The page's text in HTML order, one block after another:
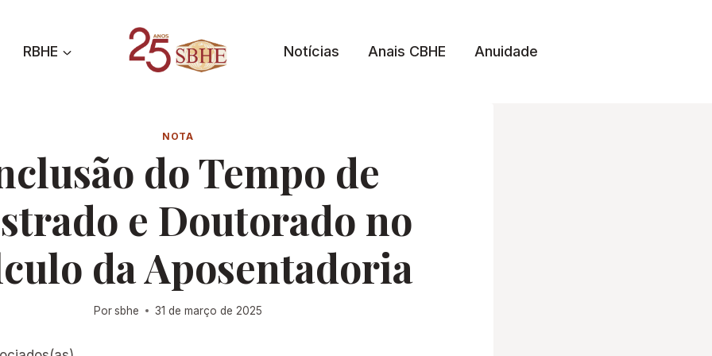
RBHE Notícias Anais CBHE Anuidade
NOTA
do Tempo de
e Doutorado no
da Aposentadoria
Porsbhe 31 de março de 2025